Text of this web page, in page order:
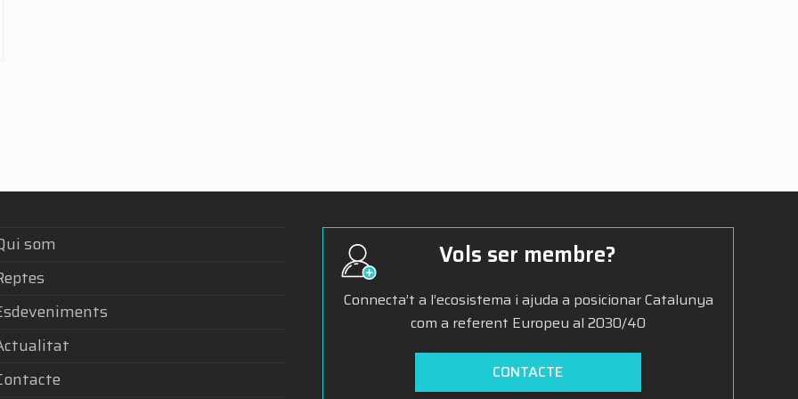
som
Vols ser membre?
Connecta’t a l’ecosistema i ajuda a posicionar Catalunya
com a referent Europeu al 2030/40
CONTACTE